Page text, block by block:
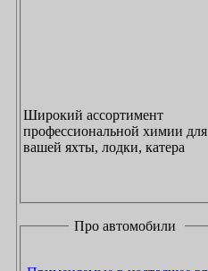
Широкий ассортимент
профессиональной химии для
вашей яхты, лодки, катера
Про автомобили